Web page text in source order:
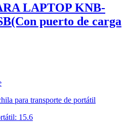
LAPTOP KNB-
puerto de carga
para transporte de portátil
15.6